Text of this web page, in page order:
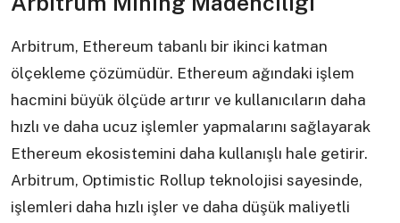
Arbitrum, Ethereum tabanlı bir ikinci katman
ölçekleme çözümüdür. Ethereum ağındaki işlem
hacmini büyük ölçüde artırır ve kullanıcıların daha
hızlı ve daha ucuz işlemler yapmalarını sağlayarak
Ethereum ekosistemini daha kullanışlı hale getirir.
Arbitrum, Optimistic Rollup teknolojisi sayesinde,
işlemleri daha hızlı işler ve daha düşük maliyetli